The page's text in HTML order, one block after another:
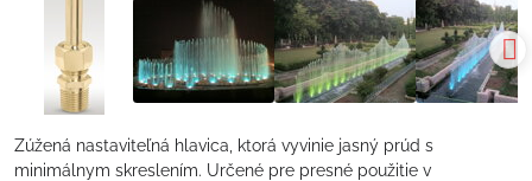
Zúžená nastaviteľná hlavica, ktorá vyvinie jasný prúd s
minimálnym skreslením. Určené pre presné použitie v